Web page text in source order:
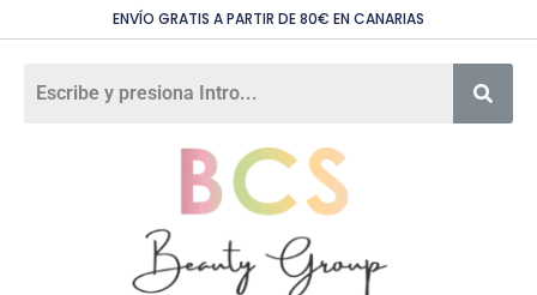
ENVÍO GRATIS A PARTIR DE 80€ EN CANARIAS